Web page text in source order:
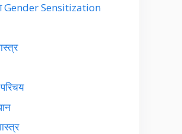
Gender Sensitization